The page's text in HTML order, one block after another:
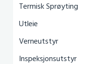
Termisk Sprøyting
Utleie
Verneutstyr
Inspeksjonsutstyr